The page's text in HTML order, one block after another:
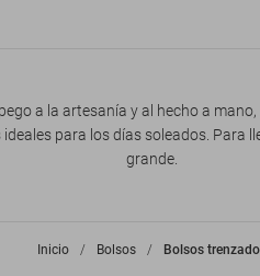
a la artesanía y al hecho a
para los días soleados. Para
grande.
Inicio >
Bolsos >
Bolsos